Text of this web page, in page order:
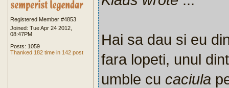
Registered Member #4853
Joined: Tue Apr 24 2012,
08:47PM
Posts: 1059
Thanked 182 time in 142 post
Hai sa dau si eu
fara lopeti, unul
umble cu caciula